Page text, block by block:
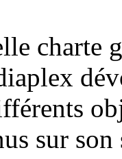
charte
sur